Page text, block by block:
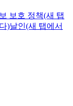
보호 정책(새 탭
)날인(새 탭에서